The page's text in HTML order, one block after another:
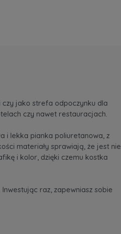
jako strefa odpoczynku dla
czy nawet restauracjach.
i lekka pianka poliuretanowa, z
materiały sprawiają, że jest nie
i kolor, dzięki czemu kostka
raz, zapewniasz sobie